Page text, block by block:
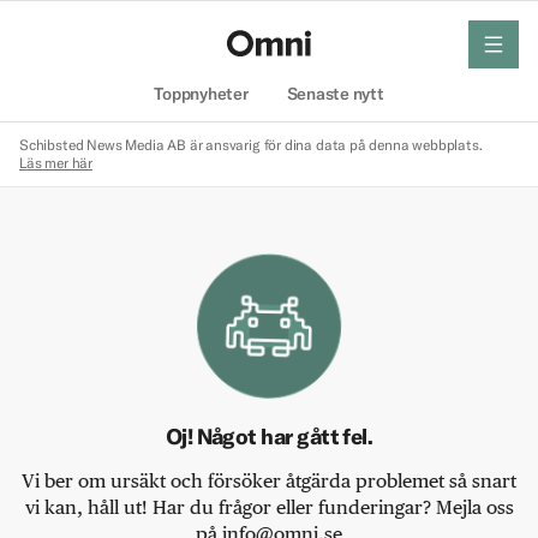
Toppnyheter Senaste nytt
meny
Schibsted News Media AB är ansvarig för dina data på denna webbplats.
Läs mer här
Oj! Något har gått fel.
Vi ber om ursäkt och försöker åtgärda problemet så snart
vi kan, håll ut! Har du frågor eller funderingar? Mejla oss